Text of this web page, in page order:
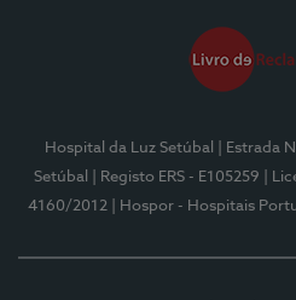
Hospital da Luz Setúbal
| Estrada
Setúbal
| Registo ERS - E105259
|
4160/2012
| Hospor - Hospitais